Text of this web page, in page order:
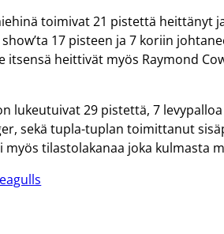
toimivat 21 pistettä heittänyt
17 pisteen ja 7 koriin
itsensä heittivät myös Raymond
lukeutuivat 29 pistettä, 7
sekä tupla-tuplan toimittanut
tilastolakanaa joka kulmasta